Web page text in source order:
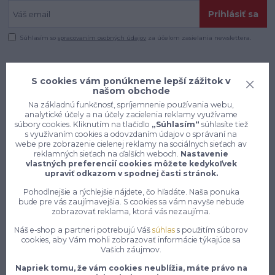
Prihlásiť sa
Súhlasím sospracovaním osobných údajov za účelom zasielania newslettera.
Konečne e-shop, kde nemusíte
vyberať medzi kvalitou a cenou,
pracovné aj voľnočasové oblečenie
pre mužov a ženy na jednom mieste,
S cookies vám ponúkneme lepší zážitok v
našom obchode
Na základnú funkčnosť, spríjemnenie používania webu,
analytické účely a na účely zacielenia reklamy využívame
súbory cookies. Kliknutím na tlačidlo „Súhlasím“ súhlasíte tiež
s využívaním cookies a odovzdaním údajov o správaní na
webe pre zobrazenie cielenej reklamy na sociálnych sieťach av
reklamných sieťach na ďalších weboch. Nastavenie
vlastných preferencií cookies môžete kedykoľvek
upraviť odkazom v spodnej časti stránok.
Pohodlnejšie a rýchlejšie nájdete, čo hľadáte. Naša ponuka
bude pre vás zaujímavejšia. S cookies sa vám navyše nebude
zobrazovať reklama, ktorá vás nezaujíma.
Náš e-shop a partneri potrebujú Vášsúhlas s použitím súborov
cookies, aby Vám mohli zobrazovať informácie týkajúce sa
Vašich záujmov.
Napriek tomu, že vám cookies neublížia, máte právo na